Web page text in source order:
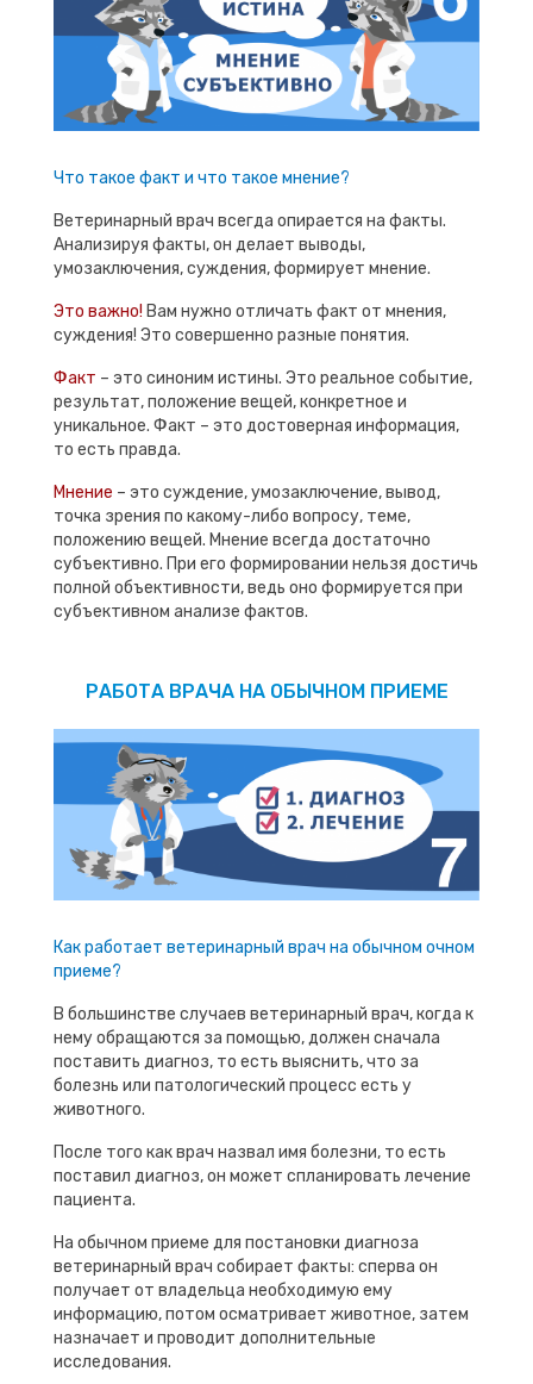
Что такое факт и что такое мнение?
Ветеринарный врач всегда опирается на факты.
Анализируя факты, он делает выводы,
умозаключения, суждения, формирует мнение.
Это важно! Вам нужно отличать факт от мнения,
суждения! Это совершенно разные понятия.
Факт – это синоним истины. Это реальное событие,
результат, положение вещей, конкретное и
уникальное. Факт – это достоверная информация,
то есть правда.
Мнение – это суждение, умозаключение, вывод,
точка зрения по какому-либо вопросу, теме,
положению вещей. Мнение всегда достаточно
субъективно. При его формировании нельзя достичь
полной объективности, ведь оно формируется при
субъективном анализе фактов.
РАБОТА ВРАЧА НА ОБЫЧНОМ ПРИЕМЕ
Как работает ветеринарный врач на обычном очном
приеме?
В большинстве случаев ветеринарный врач, когда к
нему обращаются за помощью, должен сначала
поставить диагноз, то есть выяснить, что за
болезнь или патологический процесс есть у
животного.
После того как врач назвал имя болезни, то есть
поставил диагноз, он может спланировать лечение
пациента.
На обычном приеме для постановки диагноза
ветеринарный врач собирает факты: сперва он
получает от владельца необходимую ему
информацию, потом осматривает животное, затем
назначает и проводит дополнительные
исследования.